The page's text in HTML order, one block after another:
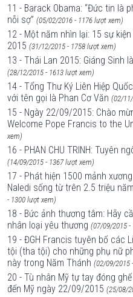
11 - Barack Obama: “Đức tin là
nỗi sợ” (05/02/2016 - 1176 lượt xem)
12 - Một năm nhìn lại: 15 sự
2015 (31/12/2015 - 1758 lượt xem)
13 - Thái Lan 2015: Giáng Sinh
(28/12/2015 - 1613 lượt xem)
14 - Tổng Thư Ký Liên Hiệp
với tên gọi là Phan Cơ Văn (02/
15 - Ngày 22/09/2015: Chào
Welcome Pope Francis to the
xem)
16 - PHAN CHU TRINH: Tuyên
(14/09/2015 - 1367 lượt xem)
17 - Phát hiện 1500 mảnh
Naledi sống từ trên 2.5 triệu
- 1300 lượt xem)
18 - Bức ảnh thương tâm: Hãy
nhân loại yêu thương (07/09/2015 -
19 - ĐGH Francis tuyên bố các
tội (tha tội) cho những phụ nữ
này trong Năm Thánh (02/09/2015
20 - Tù nhân Mỹ tự tay đóng
đến Mỹ ngày 22/09/2015 (25/08/